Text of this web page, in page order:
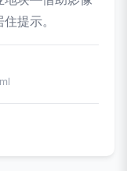
提示。